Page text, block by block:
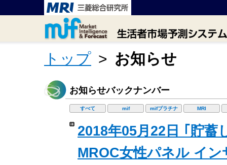
トップ > お知らせ
お知らせバックナンバー
すべて mif mifプラチナ MRI
2018年05月22日 ｢貯蓄
MROC女性パネル イ